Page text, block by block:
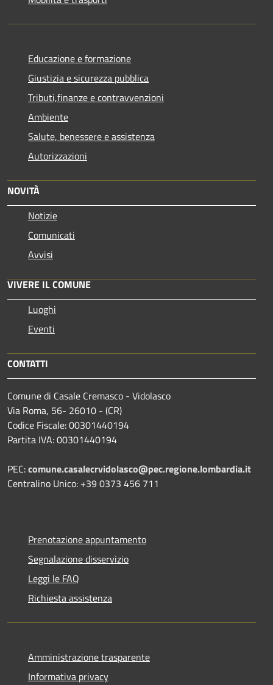
Educazione e formazione
Giustizia e sicurezza pubblica
Tributi,finanze e contravvenzioni
Ambiente
Salute, benessere e assistenza
Autorizzazioni
NOVITÀ
Notizie
Comunicati
Avvisi
VIVERE IL COMUNE
Luoghi
Eventi
CONTATTI
Comune di Casale Cremasco - Vidolasco
Via Roma, 56- 26010 - (CR)
Codice Fiscale: 00301440194
Partita IVA: 00301440194
PEC:comune.casalecrvidolasco@pec.regione.lombardia.it
Centralino Unico: +39 0373 456 711
Prenotazione appuntamento
Segnalazione disservizio
Leggi le FAQ
Richiesta assistenza
Amministrazione trasparente
Informativa privacy